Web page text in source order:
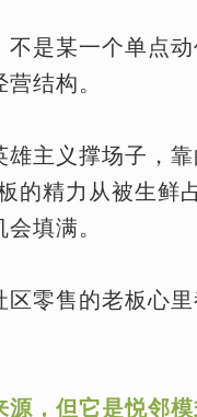
不是某一个单点
结构。
雄主义撑场子，
精力从被生鲜
填满。
区零售的老板心
，但它是悦邻模